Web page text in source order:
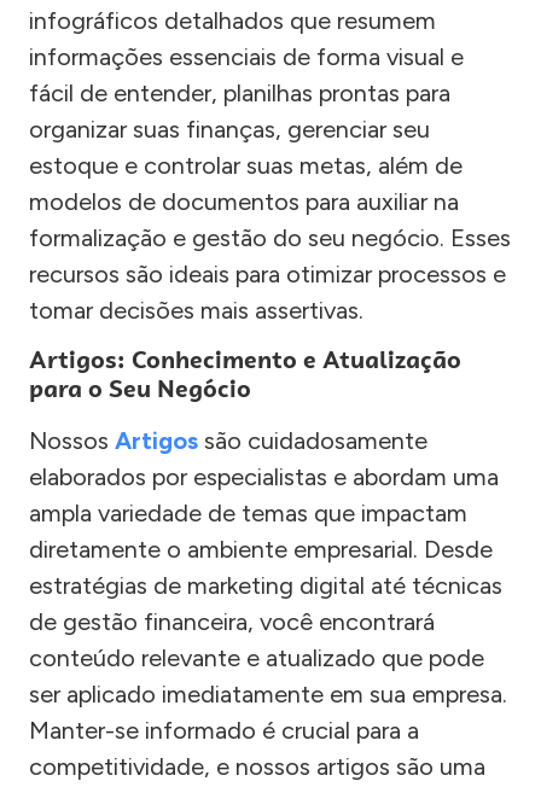
infográficos detalhados que resumem
informações essenciais de forma visual e
fácil de entender, planilhas prontas para
organizar suas finanças, gerenciar seu
estoque e controlar suas metas, além de
modelos de documentos para auxiliar na
formalização e gestão do seu negócio. Esses
recursos são ideais para otimizar processos e
tomar decisões mais assertivas.
Artigos: Conhecimento e Atualização
para o Seu Negócio
Nossos Artigos são cuidadosamente
elaborados por especialistas e abordam uma
ampla variedade de temas que impactam
diretamente o ambiente empresarial. Desde
estratégias de marketing digital até técnicas
de gestão financeira, você encontrará
conteúdo relevante e atualizado que pode
ser aplicado imediatamente em sua empresa.
Manter-se informado é crucial para a
competitividade, e nossos artigos são uma